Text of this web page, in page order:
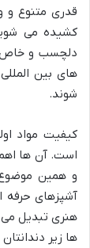
قدری متنوع و
کشیده می
دلچسب و خاص
های بین
شوند.
کیفیت مواد
است. آن ها
و همین
آشپزهای حرفه
هنری تبدیل
ها زیر